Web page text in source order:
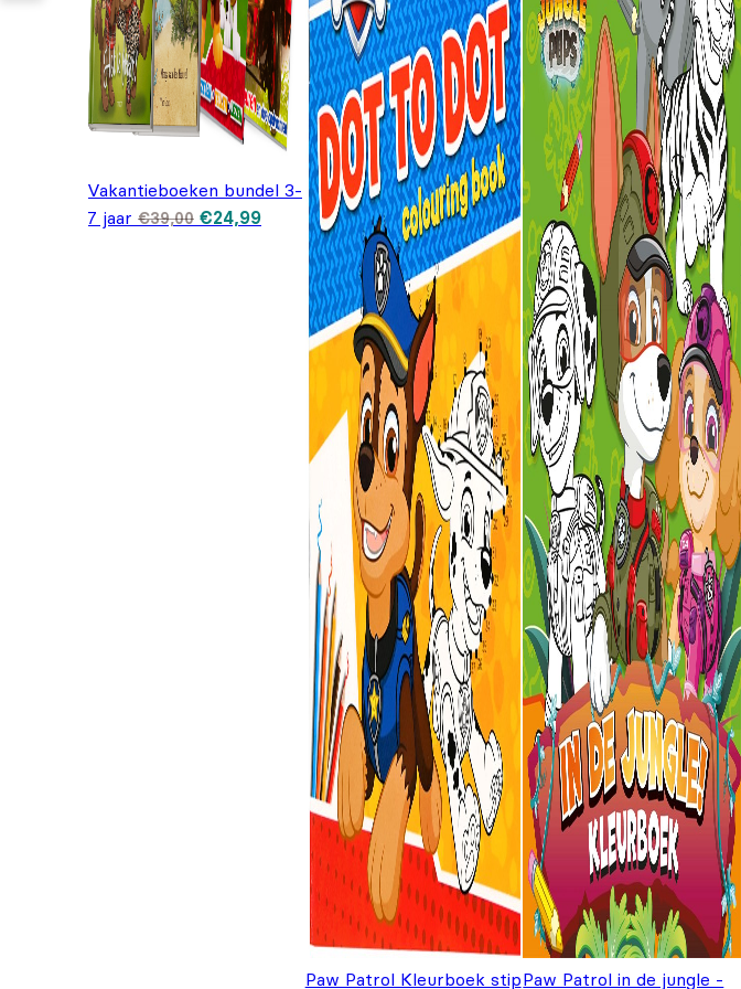
Vakantieboeken bundel 3-
7 jaar €39,00 Oorspronkelijke
prijs was:
€24,99Huidige
prijs is:
€24,99.
Paw Patrol Kleurboek stipPaw Patrol in de jungle -